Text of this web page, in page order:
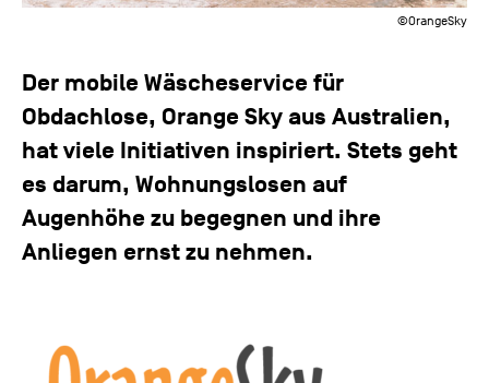
©OrangeSky
Der mobile Wäscheservice für
Obdachlose, Orange Sky aus Australien,
hat viele Initiativen inspiriert. Stets geht
es darum, Wohnungslosen auf
Augenhöhe zu begegnen und ihre
Anliegen ernst zu nehmen.